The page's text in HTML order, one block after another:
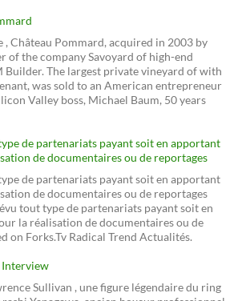
, Château Pommard, acquired in 2003 by
of the company Savoyard of high-end
Builder. The largest private vineyard of with
was sold to an American entrepreneur
Valley boss, Michael Baum, 50 years
de partenariats payant soit en apportant
de documentaires ou de reportages
de partenariats payant soit en apportant
de documentaires ou de reportages
tout type de partenariats payant soit en
la réalisation de documentaires ou de
on Forks.Tv Radical Trend Actualités.
Interview
Sullivan , une figure légendaire du ring